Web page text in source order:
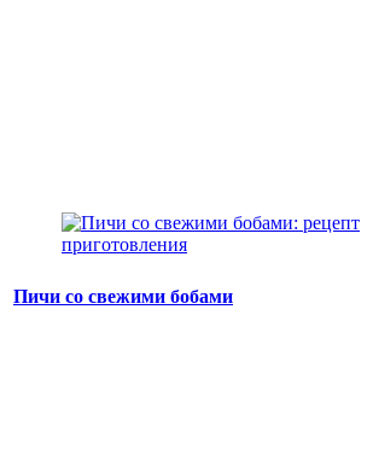
Пичи со свежими бобами